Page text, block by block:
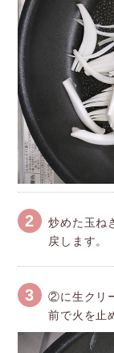
2
炒めた玉ね
戻します。
3
②に生クリ
前で火を止